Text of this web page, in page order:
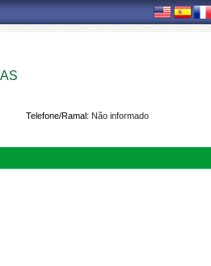
Telefone/Ramal: Não informado